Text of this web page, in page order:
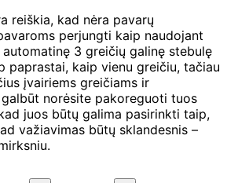
reiškia, kad nėra pavarų
perjungti kaip naudojant
3 greičių galinę stebulę
paprastai, kaip vienu greičiu, tačiau
įvairiems greičiams ir
norėsite pakoreguoti tuos
juos būtų galima pasirinkti taip,
važiavimas būtų sklandesnis –